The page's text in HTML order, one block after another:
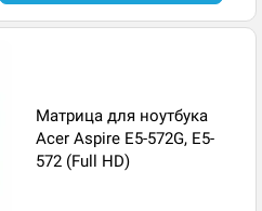
Матрица для ноутбука
Acer Aspire E5-572G, E5-
572 (Full HD)